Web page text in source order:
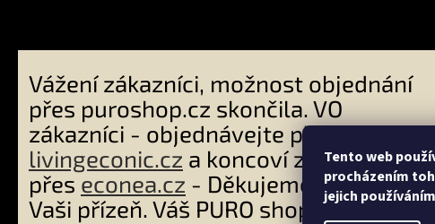
Tento web
procházením
jejich
Vážení zákazníci, možnost objednání
přes puroshop.cz skončila. VO
zákazníci - objednávejte přes
livingeconic.cz a koncoví zákazníci
přes econea.cz - Děkujeme Vám za
Vaši přízeň. Váš PURO shop tým. Více
Copyright 2026PURO shop. Všechna práva vyhrazena.